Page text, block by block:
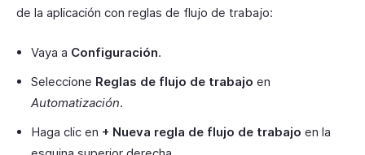
de la aplicación con reglas de flujo de trabajo:
Vaya a Configuración.
Seleccione Reglas de flujo de trabajo en
Automatización.
Haga clic en + Nueva regla de flujo de trabajo en la